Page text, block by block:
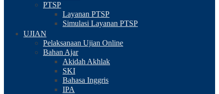
PTSP
Layanan PTSP
Simulasi Layanan PTSP
UJIAN
Pelaksanaan Ujian Online
Bahan Ajar
Akidah Akhlak
SKI
Bahasa Inggris
IPA